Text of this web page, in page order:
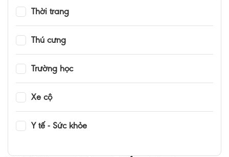
Thời trang
Thú cưng
Trường học
Xe cộ
Y tế - Sức khỏe